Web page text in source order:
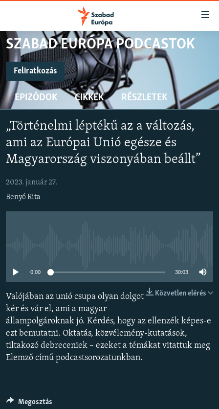
Akadálymentes
Ugrás
fő
oldalra
Ugrás
a
tartalomjegyzékre
Ugrás
keresésre
NAPIRENDEN
AKTUÁLIS
PODCASTOK
VIDEÓK
ELEMZŐ
NER15
SZABADON
DEMOKRÁCIA
A PÉNZ NYOMÁBAN
A MÚLT TANULSÁGAI
KÖVESSEN MINKET!
Valamennyi RFE/RL weboldal
SZABAD EURÓPA PODCASTOK
Feliratkozás
FELIRATKOZÁS
Spotify
Feliratkozás
EPIZÓDOK CIKKEK RÉSZLETEK
„Történelmi léptékű az a változás,
ami az Európai Unió egésze és
Magyarország viszonyában beállt”
2023. január 27.
Benyó Rita
0:00 30:03
Közvetlen elérés
Valójában az unió csupa olyan dolgot
kér és vár el, ami a magyar
állampolgároknak jó. Kérdés, hogy az ellenzék képes-e
ezt bemutatni. Oktatás, közvélemény-kutatások,
tiltakozó debreceniek – ezeket a témákat vitattuk meg
Elemző című podcastsorozatunkban.
Megosztás